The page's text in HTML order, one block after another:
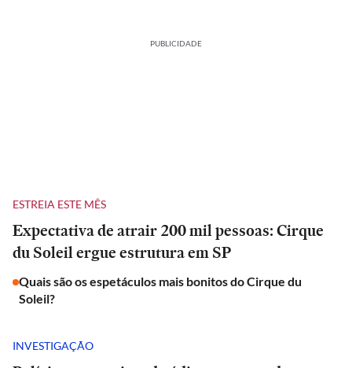
PUBLICIDADE
ESTREIA ESTE MÊS
Expectativa de atrair 200 mil pessoas: Cirque
du Soleil ergue estrutura em SP
Quais são os espetáculos mais bonitos do Cirque du
Soleil?
INVESTIGAÇÃO